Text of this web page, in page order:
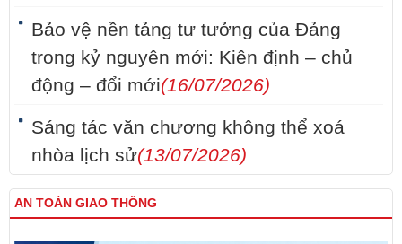
Bảo vệ nền tảng tư tưởng của Đảng
trong kỷ nguyên mới: Kiên định – chủ
động – đổi mới(16/07/2026)
Sáng tác văn chương không thể xoá
nhòa lịch sử(13/07/2026)
AN TOÀN GIAO THÔNG